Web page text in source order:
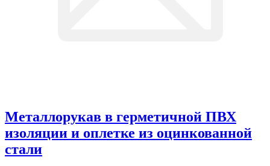
Металлорукав в герметичной ПВХ
изоляции и оплетке из оцинкованной
стали